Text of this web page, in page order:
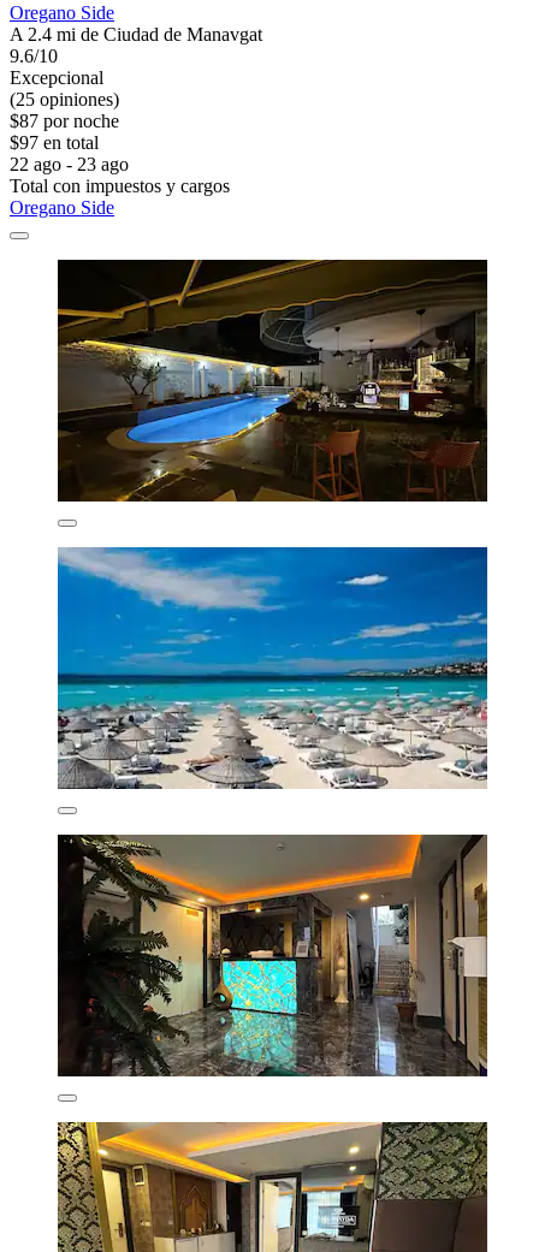
Oregano Side
A 2.4 mi de Ciudad de Manavgat
9.6/10
Excepcional
(25 opiniones)
$87 por noche
$97 en total
22 ago - 23 ago
Total con impuestos y cargos
Oregano Side